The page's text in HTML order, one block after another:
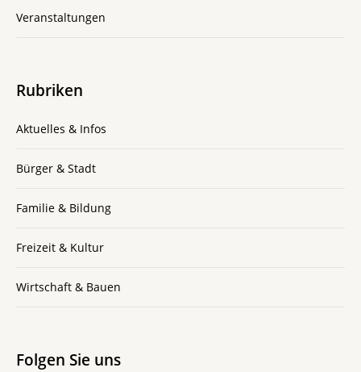
Veranstaltungen
Rubriken
Aktuelles & Infos
Bürger & Stadt
Familie & Bildung
Freizeit & Kultur
Wirtschaft & Bauen
Folgen Sie uns